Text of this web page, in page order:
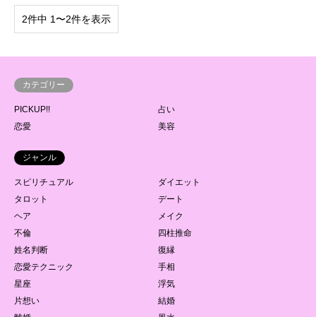
2件中 1〜2件を表示
カテゴリー
PICKUP!!
占い
恋愛
美容
ジャンル
スピリチュアル
ダイエット
タロット
デート
ヘア
メイク
不倫
四柱推命
姓名判断
復縁
恋愛テクニック
手相
星座
浮気
片想い
結婚